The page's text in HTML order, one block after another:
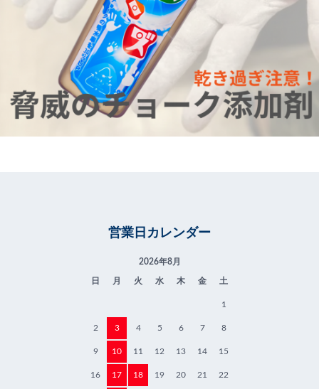
営業日カレンダー
2026年8月
日 月 火 水 木 金 土
1
2 3 4 5 6 7 8
9 10 11 12 13 14 15
16 17 18 19 20 21 22